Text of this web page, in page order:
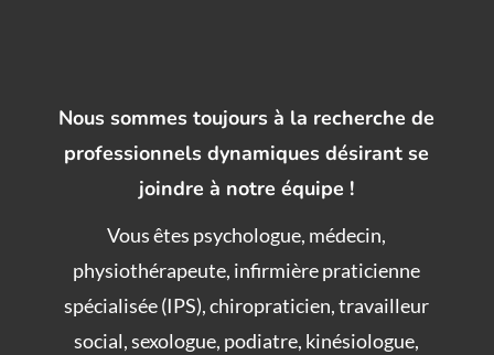
Nous sommes toujours à la recherche de
professionnels dynamiques désirant se
joindre à notre équipe !
Vous êtes psychologue, médecin,
physiothérapeute, infirmière praticienne
spécialisée (IPS), chiropraticien, travailleur
social, sexologue, podiatre, kinésiologue,